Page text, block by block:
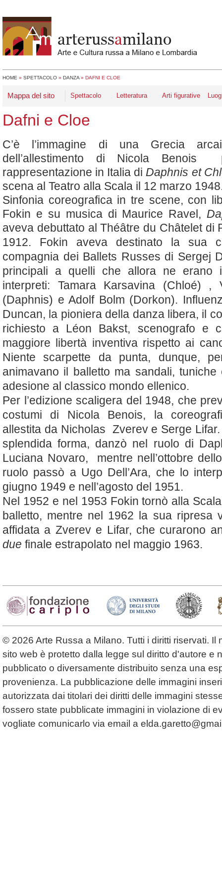
HOME » SPETTACOLO » DANZA » DAFNI E CLOE
Mappa del sito Spettacolo Letteratura Arti figurative
Dafni e Cloe
C’è l’immagine di una Grecia
dell’allestimento di Nicola
rappresentazione in Italia di Daphnis et
scena al Teatro alla Scala il 12 marzo
Sinfonia coreografica in tre scene, con
Fokin e su musica di Maurice Ravel,
aveva debuttato al Théâtre du Châtelet di
1912. Fokin aveva destinato la sua
compagnia dei Ballets Russes di Sergej
principali a quelli che allora ne erano
interpreti: Tamara Karsavina (Chloé) ,
(Daphnis) e Adolf Bolm (Dorkon).
Duncan, la pioniera della danza libera, il
richiesto a Léon Bakst, scenografo e
maggiore libertà inventiva rispetto ai
Niente scarpette da punta, dunque,
animavano il balletto ma sandali,
adesione al classico mondo ellenico.
Per l’edizione scaligera del 1948, che
costumi di Nicola Benois, la
allestita da Nicholas Zverev e Serge
splendida forma, danzò nel ruolo di
Luciana Novaro, mentre nell’ottobre
ruolo passò a Ugo Dell’Ara, che lo
giugno 1949 e nell’agosto del 1951.
Nel 1952 e nel 1953 Fokin tornò alla
balletto, mentre nel 1962 la sua ripresa
affidata a Zverev e Lifar, che curarono
due finale estrapolato nel maggio 1963.
© 2026 Arte Russa a Milano. Tutti i diritti riservati. Il
sito web è protetto dalla legge sul diritto d'autore e
pubblicato o diversamente distribuito senza una
provenienza. La pubblicazione delle immagini
autorizzata dai titolari dei diritti delle immagini
fossero state pubblicate immagini in violazione di
vogliate comunicarlo via email a